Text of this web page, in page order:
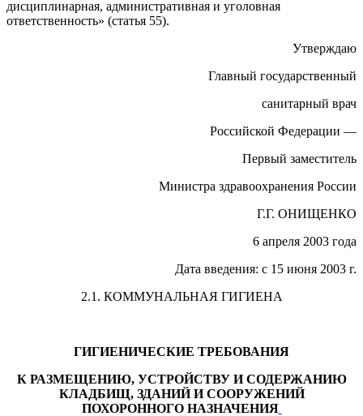
дисциплинарная, административная и уголовная
ответственность» (статья 55).
Утверждаю
Главный государственный
санитарный врач
Российской Федерации —
Первый заместитель
Министра здравоохранения России
Г.Г. ОНИЩЕНКО
6 апреля 2003 года
Дата введения: с 15 июня 2003 г.
2.1. КОММУНАЛЬНАЯ ГИГИЕНА
ГИГИЕНИЧЕСКИЕ ТРЕБОВАНИЯ
К РАЗМЕЩЕНИЮ, УСТРОЙСТВУ И СОДЕРЖАНИЮ
КЛАДБИЩ, ЗДАНИЙ И СООРУЖЕНИЙ
ПОХОРОННОГО НАЗНАЧЕНИЯ